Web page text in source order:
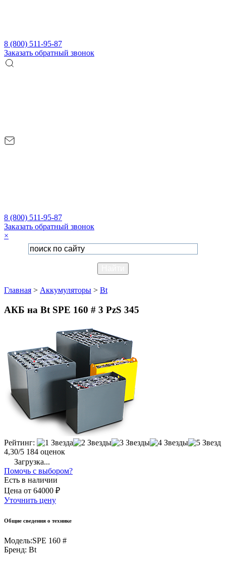
8 (800) 511-95-87
Заказать обратный звонок
8 (800) 511-95-87
Заказать обратный звонок
×
Главная > Аккумуляторы > Bt
АКБ на Bt SPE 160 # 3 PzS 345
Рейтинг:
4,30/5 184 оценок
Загрузка...
Помочь с выбором?
Есть в наличии
Цена от 64000 ₽
Уточнить цену
Общие сведения о технике
Модель:SPE 160 #
Бренд: Bt